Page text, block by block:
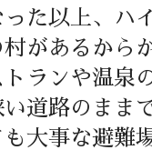
た以上、ハ
があるから
ランや温泉
道路のまま
大事な避難